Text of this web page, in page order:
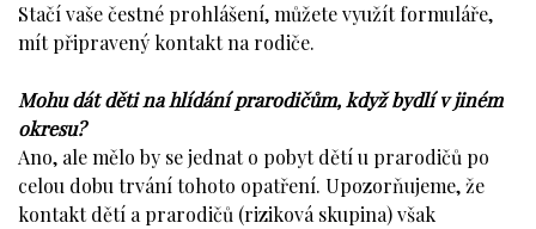
Stačí vaše čestné prohlášení, můžete využít formuláře,
mít připravený kontakt na rodiče.
Mohu dát děti na hlídání prarodičům, když bydlí v jiném
okresu?
Ano, ale mělo by se jednat o pobyt dětí u prarodičů po
celou dobu trvání tohoto opatření. Upozorňujeme, že
kontakt dětí a prarodičů (riziková skupina) však